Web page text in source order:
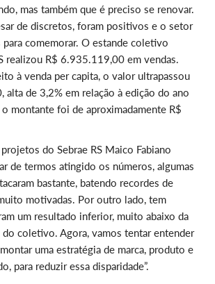
mas também que é preciso se renovar.
de discretos, foram positivos e o setor
comemorar. O estande coletivo
realizou R$ 6.935.119,00 em vendas.
à venda per capita, o valor ultrapassou
alta de 3,2% em relação à edição do ano
o montante foi de aproximadamente R$
do Sebrae RS Maico Fabiano
de termos atingido os números, algumas
bastante, batendo recordes de
motivadas. Por outro lado, tem
um resultado inferior, muito abaixo da
do coletivo. Agora, vamos tentar entender
uma estratégia de marca, produto e
para reduzir essa disparidade”.